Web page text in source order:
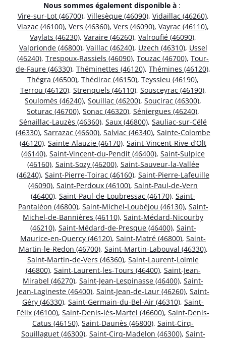
Nous sommes également disponible à :
Vire-sur-Lot (46700), Villesèque (46090), Vidaillac (46260),
Viazac (46100), Vers (46360), Vers (46090), Vayrac (46110),
Vaylats (46230), Varaire (46260), Valroufié (46090),
Valprionde (46800), Vaillac (46240), Uzech (46310), Ussel
(46240), Trespoux-Rassiels (46090), Touzac (46700), Tour-
de-Faure (46330), Théminettes (46120), Thémines (46120),
Thégra (46500), Thédirac (46150), Teyssieu (46190),
Terrou (46120), Strenquels (46110), Sousceyrac (46190),
Soulomès (46240), Souillac (46200), Soucirac (46300),
Soturac (46700), Sonac (46320), Séniergues (46240),
Sénaillac-Lauzès (46360), Saux (46800), Sauliac-sur-Célé
(46330), Sarrazac (46600), Salviac (46340), Sainte-Colombe
(46120), Sainte-Alauzie (46170), Saint-Vincent-Rive-d’Olt
(46140), Saint-Vincent-du-Pendit (46400), Saint-Sulpice
(46160), Saint-Sozy (46200), Saint-Sauveur-la-Vallée
(46240), Saint-Pierre-Toirac (46160), Saint-Pierre-Lafeuille
(46090), Saint-Perdoux (46100), Saint-Paul-de-Vern
(46400), Saint-Paul-de-Loubressac (46170), Saint-
Pantaléon (46800), Saint-Michel-Loubéjou (46130), Saint-
Michel-de-Bannières (46110), Saint-Médard-Nicourby
(46210), Saint-Médard-de-Presque (46400), Saint-
Maurice-en-Quercy (46120), Saint-Matré (46800), Saint-
Martin-le-Redon (46700), Saint-Martin-Labouval (46330),
Saint-Martin-de-Vers (46360), Saint-Laurent-Lolmie
(46800), Saint-Laurent-les-Tours (46400), Saint-Jean-
Mirabel (46270), Saint-Jean-Lespinasse (46400), Saint-
Jean-Lagineste (46400), Saint-Jean-de-Laur (46260), Saint-
Géry (46330), Saint-Germain-du-Bel-Air (46310), Saint-
Félix (46100), Saint-Denis-lès-Martel (46600), Saint-Denis-
Catus (46150), Saint-Daunès (46800), Saint-Cirq-
Souillaguet (46300), Saint-Cirq-Madelon (46300), Saint-